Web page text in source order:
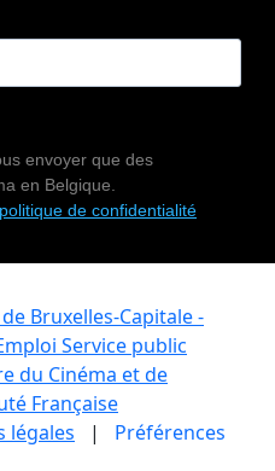
envoyer que des
en Belgique.
de confidentialité
Bruxelles-Capitale -
Service public
du Cinéma et de
Française
légales | Préférences